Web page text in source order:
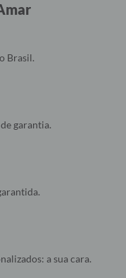
Brasil.
garantia.
a sua cara.